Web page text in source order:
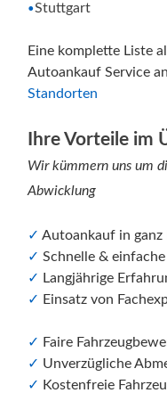
•Stuttgart
Eine komplette Liste
Autoankauf Service
Standorten
Ihre Vorteile im
Wir kümmern uns um
Abwicklung
✓ Autoankauf in ganz
✓ Schnelle &
✓ Langjährige
✓ Einsatz von
✓ Faire
✓ Unverzügliche
✓ Kostenfreie